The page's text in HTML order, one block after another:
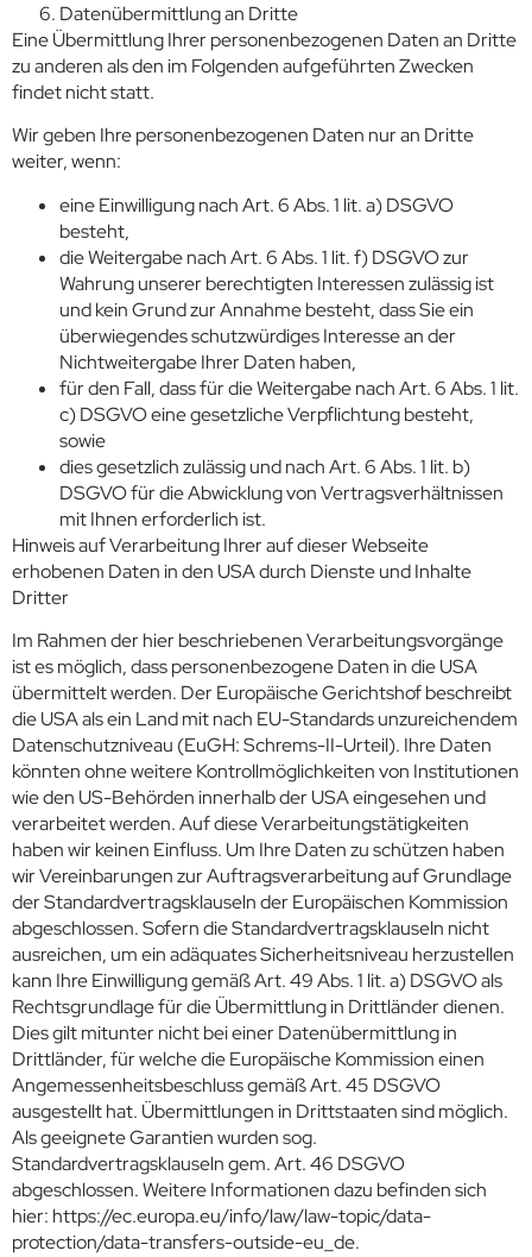
Datenübermittlung an Dritte
Eine Übermittlung Ihrer personenbezogenen Daten an Dritte
zu anderen als den im Folgenden aufgeführten Zwecken
findet nicht statt.
Wir geben Ihre personenbezogenen Daten nur an Dritte
weiter, wenn:
eine Einwilligung nach Art. 6 Abs. 1 lit. a) DSGVO
besteht,
die Weitergabe nach Art. 6 Abs. 1 lit. f) DSGVO zur
Wahrung unserer berechtigten Interessen zulässig ist
und kein Grund zur Annahme besteht, dass Sie ein
überwiegendes schutzwürdiges Interesse an der
Nichtweitergabe Ihrer Daten haben,
für den Fall, dass für die Weitergabe nach Art. 6 Abs. 1 lit.
c) DSGVO eine gesetzliche Verpflichtung besteht,
sowie
dies gesetzlich zulässig und nach Art. 6 Abs. 1 lit. b)
DSGVO für die Abwicklung von Vertragsverhältnissen
mit Ihnen erforderlich ist.
Hinweis auf Verarbeitung Ihrer auf dieser Webseite
erhobenen Daten in den USA durch Dienste und Inhalte
Dritter
Im Rahmen der hier beschriebenen Verarbeitungsvorgänge
ist es möglich, dass personenbezogene Daten in die USA
übermittelt werden. Der Europäische Gerichtshof beschreibt
die USA als ein Land mit nach EU-Standards unzureichendem
Datenschutzniveau (EuGH: Schrems-II-Urteil). Ihre Daten
könnten ohne weitere Kontrollmöglichkeiten von Institutionen
wie den US-Behörden innerhalb der USA eingesehen und
verarbeitet werden. Auf diese Verarbeitungstätigkeiten
haben wir keinen Einfluss. Um Ihre Daten zu schützen haben
wir Vereinbarungen zur Auftragsverarbeitung auf Grundlage
der Standardvertragsklauseln der Europäischen Kommission
abgeschlossen. Sofern die Standardvertragsklauseln nicht
ausreichen, um ein adäquates Sicherheitsniveau herzustellen
kann Ihre Einwilligung gemäß Art. 49 Abs. 1 lit. a) DSGVO als
Rechtsgrundlage für die Übermittlung in Drittländer dienen.
Dies gilt mitunter nicht bei einer Datenübermittlung in
Drittländer, für welche die Europäische Kommission einen
Angemessenheitsbeschluss gemäß Art. 45 DSGVO
ausgestellt hat. Übermittlungen in Drittstaaten sind möglich.
Als geeignete Garantien wurden sog.
Standardvertragsklauseln gem. Art. 46 DSGVO
abgeschlossen. Weitere Informationen dazu befinden sich
hier: https://ec.europa.eu/info/law/law-topic/data-
protection/data-transfers-outside-eu_de.